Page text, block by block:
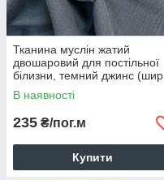
Тканина муслін жатий
двошаровий для постільної
білизни, темний джинс (шир.
1,35м)
В наявності
235 ₴/пог.м
Купити